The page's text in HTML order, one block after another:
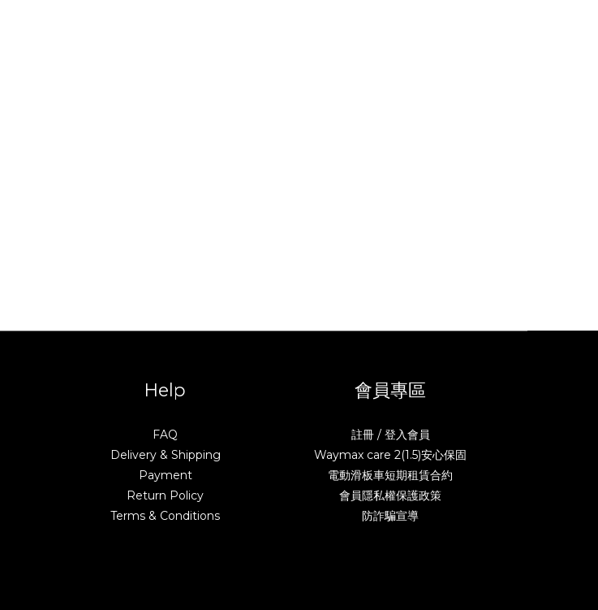
Help
FAQ
Delivery & Shipping
Payment
Return Policy
Terms & Conditions
會員專區
註冊 / 登入會員
Waymax care 2(1.5)安心保固
電動滑板車短期租賃合約
會員隱私權保護政策
防詐騙宣導